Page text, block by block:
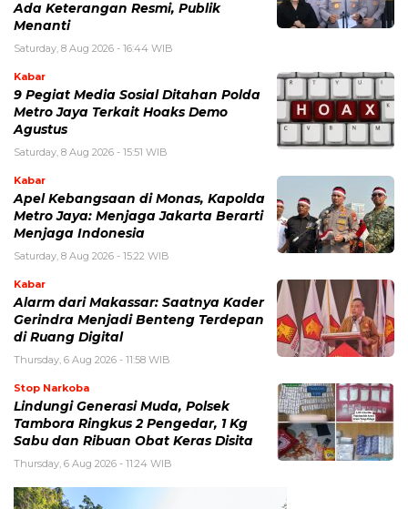
Ada Keterangan Resmi, Publik
Menanti
Saturday, 8 Aug 2026 - 16:44 WIB
Kabar
9 Pegiat Media Sosial Ditahan Polda
Metro Jaya Terkait Hoaks Demo
Agustus
Saturday, 8 Aug 2026 - 15:51 WIB
Kabar
Apel Kebangsaan di Monas, Kapolda
Metro Jaya: Menjaga Jakarta Berarti
Menjaga Indonesia
Saturday, 8 Aug 2026 - 15:22 WIB
Kabar
Alarm dari Makassar: Saatnya Kader
Gerindra Menjadi Benteng Terdepan
di Ruang Digital
Thursday, 6 Aug 2026 - 11:58 WIB
Stop Narkoba
Lindungi Generasi Muda, Polsek
Tambora Ringkus 2 Pengedar, 1 Kg
Sabu dan Ribuan Obat Keras Disita
Thursday, 6 Aug 2026 - 11:24 WIB